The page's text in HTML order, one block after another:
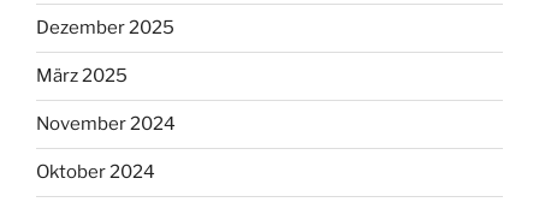
Dezember 2025
März 2025
November 2024
Oktober 2024